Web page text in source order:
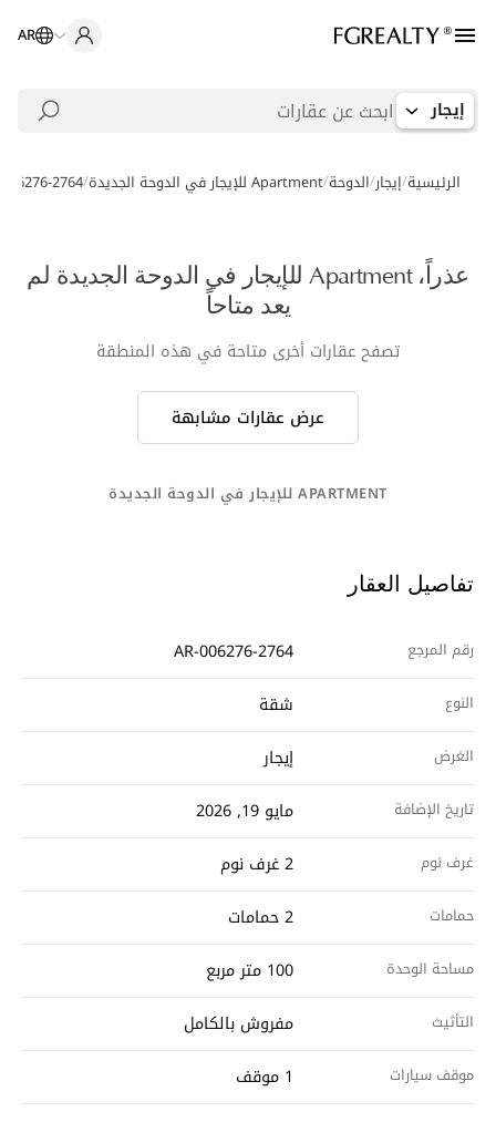
AR
إيجار
الرئيسية/إيجار/الدوحة/Apartment للإيجار في الدوحة الجديدة /
2764
عذراً، Apartment للإيجار في الدوحة الجديدة لم
يعد متاحاً
تصفح عقارات أخرى متاحة في هذه المنطقة
عرض عقارات مشابهة
APARTMENT للإيجار في الدوحة الجديدة
تفاصيل العقار
رقم المرجع AR-006276-2764
النوع شقة
الغرض إيجار
تاريخ الإضافة مايو 19, 2026
غرف نوم 2 غرف نوم
حمامات 2 حمامات
مساحة الوحدة 100 متر مربع
التأثيث مفروش بالكامل
موقف سيارات 1 موقف